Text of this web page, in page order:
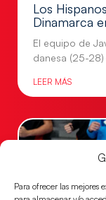
Para ofrecer las mejores
Los
Dinamarca
El equipo de
danesa (25-28)
LEER MÁS